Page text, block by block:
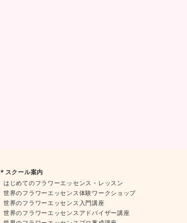
＊スクール案内
はじめてのフラワーエッセンス・レッスン
世界のフラワーエッセンス体験ワークショップ
世界のフラワーエッセンス入門講座
世界のフラワーエッセンスアドバイザー講座